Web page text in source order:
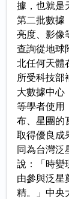
據，也就是
第二批數據
亮度、影像
查詢從地球
北任何天體
所受科技部
大數據中心
等學者使用
布、星團的
取得優良成
同為台灣泛
說：「時變
由參與泛星
精。」中央